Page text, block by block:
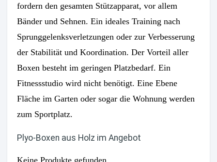
fordern den gesamten Stützapparat, vor allem
Bänder und Sehnen. Ein ideales Training nach
Sprunggelenksverletzungen oder zur Verbesserung
der Stabilität und Koordination. Der Vorteil aller
Boxen besteht im geringen Platzbedarf. Ein
Fitnessstudio wird nicht benötigt. Eine Ebene
Fläche im Garten oder sogar die Wohnung werden
zum Sportplatz.
Plyo-Boxen aus Holz im Angebot
Keine Produkte gefunden.